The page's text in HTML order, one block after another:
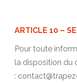
ARTICLE 10 –
Pour toute
la disposition du
: